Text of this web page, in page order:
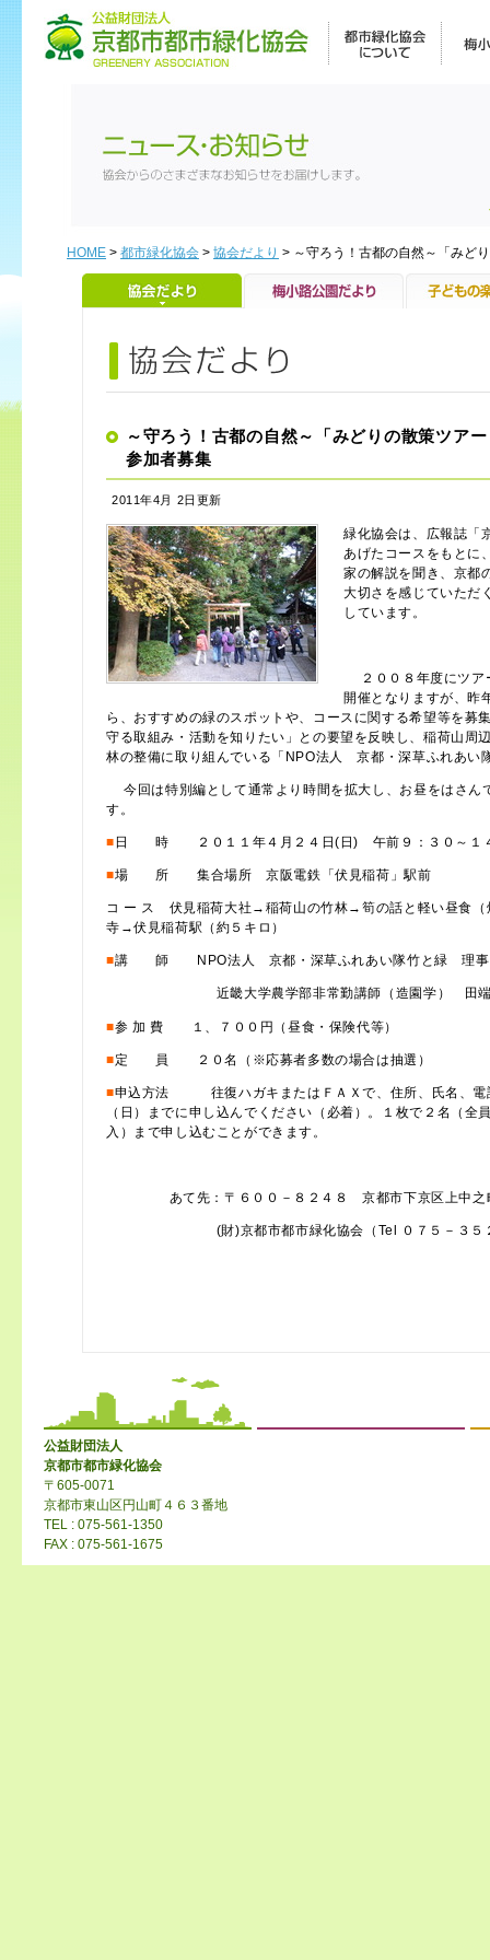
HOME > 都市緑化協会 > 協会だより > ～守ろう！古都の自然～「みど
～守ろう！古都の自然～「みどりの散策ツア
参加者募集
2011年4月 2日更新
緑化協会は、広報誌「
あげたコースをもとに
家の解説を聞き、京都
大切さを感じていただ
しています。
２００８年度にツア
開催となりますが、昨
ら、おすすめの緑のスポットや、コースに関する希望等を募
守る取組み・活動を知りたい」との要望を反映し、稲荷山周
林の整備に取り組んでいる「NPO法人 京都・深草ふれあい
今回は特別編として通常より時間を拡大し、お昼をはさん
す。
■ 日 時 ２０１１年４月２４日(日) 午前９：３０～１
■場 所 集合場所 京阪電鉄「伏見稲荷」駅前
コ ー ス 伏見稲荷大社→稲荷山の竹林→筍の話と軽い昼食（
寺→伏見稲荷駅（約５キロ）
■講 師 NPO法人 京都・深草ふれあい隊竹と緑 理
近畿大学農学部非常勤講師（造園学） 田端
■参 加 費 １、７００円（昼食・保険代等）
■定 員 ２０名（※応募者多数の場合は抽選）
■申込方法 往復ハガキまたはＦＡＸで、住所、氏名、電
（日）までに申し込んでください（必着）。１枚で２名（全
入）まで申し込むことができます。
あて先：〒６００－８２４８ 京都市下京区上中之
(財)京都市都市緑化協会（Tel ０７５－３５２
公益財団法人
京都市都市緑化協会
〒605-0071
京都市東山区円山町４６３番地
TEL : 075-561-1350
FAX : 075-561-1675